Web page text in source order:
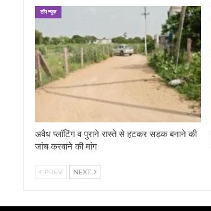
टॉप न्यूज़
अवैध प्लॉटिंग व पुराने रास्ते से हटकर सड़क बनाने की
जांच करवाने की मांग
PREV NEXT